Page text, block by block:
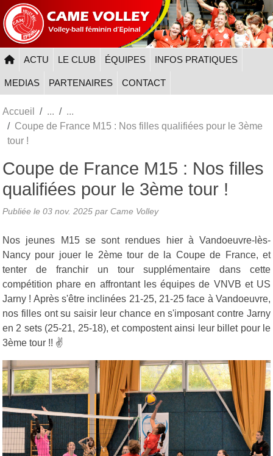
ACTU LE CLUB ÉQUIPES INFOS PRATIQUES
MEDIAS PARTENAIRES CONTACT
Accueil
Coupe de France M15 : Nos filles qualifiées pour le 3ème
tour !
Coupe de France M15 : Nos filles
qualifiées pour le 3ème tour !
Publiée le 03 nov. 2025 par Came Volley
Nos jeunes M15 se sont rendues hier à Vandoeuvre-lès-
Nancy pour jouer le 2ème tour de la Coupe de France, et
tenter de franchir un tour supplémentaire dans cette
compétition phare en affrontant les équipes de VNVB et US
Jarny ! Après s'être inclinées 21-25, 21-25 face à Vandoeuvre,
nos filles ont su saisir leur chance en s'imposant contre Jarny
en 2 sets (25-21, 25-18), et compostent ainsi leur billet pour le
3ème tour !! ✌
Panneau de gestion des cookies